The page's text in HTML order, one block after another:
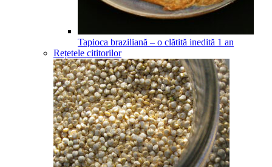
Tapioca braziliană – o clătită inedită 1 an
Rețetele cititorilor